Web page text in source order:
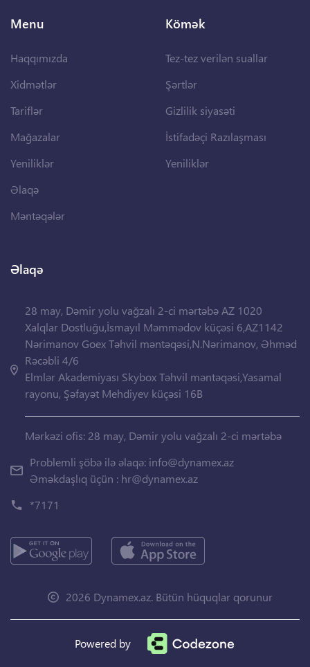
Menu
Haqqımızda
Xidmətlər
Tariflər
Mağazalar
Yeniliklər
Əlaqə
Məntəqələr
Kömək
Tez-tez verilən suallar
Şərtlər
Gizlilik siyasəti
İstifadəçi Razılaşması
Yeniliklər
Əlaqə
28 may, Dəmir yolu vağzalı 2-ci mərtəbə AZ 1020
Xalqlar Dostluğu,İsmayıl Məmmədov küçəsi 6,AZ1142
Nərimanov Goex Təhvil məntəqəsi,N.Nərimanov, Əhməd
Rəcəbli 4/6
Elmlər Akademiyası Skybox Təhvil məntəqəsi,Yasamal
rayonu, Şəfayət Mehdiyev küçəsi 16B
Mərkəzi ofis: 28 may, Dəmir yolu vağzalı 2-ci mərtəbə
Problemli şöbə ilə əlaqə: info@dynamex.az
Əməkdaşlıq üçün : hr@dynamex.az
*7171
2026 Dynamex.az. Bütün hüquqlar qorunur
Powered by